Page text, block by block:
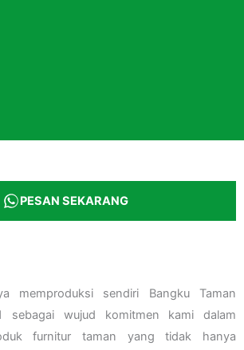
PESAN SEKARANG
memproduksi sendiri Bangku Taman
sebagai wujud komitmen kami dalam
furnitur taman yang tidak hanya